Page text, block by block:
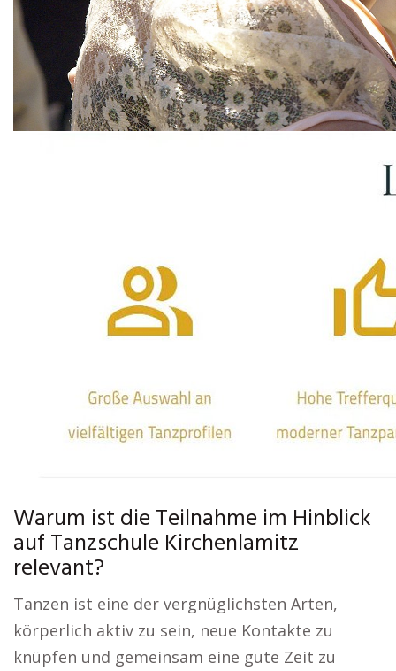
Warum ist die Teilnahme im Hinblick
auf Tanzschule Kirchenlamitz
relevant?
Tanzen ist eine der vergnüglichsten Arten,
körperlich aktiv zu sein, neue Kontakte zu
knüpfen und gemeinsam eine gute Zeit zu